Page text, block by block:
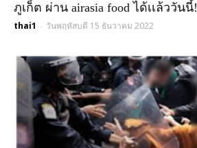
ภูเก็ต ผ่าน airasia food ได้เเล้ววันนี้!
thai1 - วันพฤหัสบดี 15 ธันวาคม 2022